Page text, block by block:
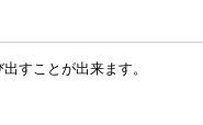
すことが出来ます。